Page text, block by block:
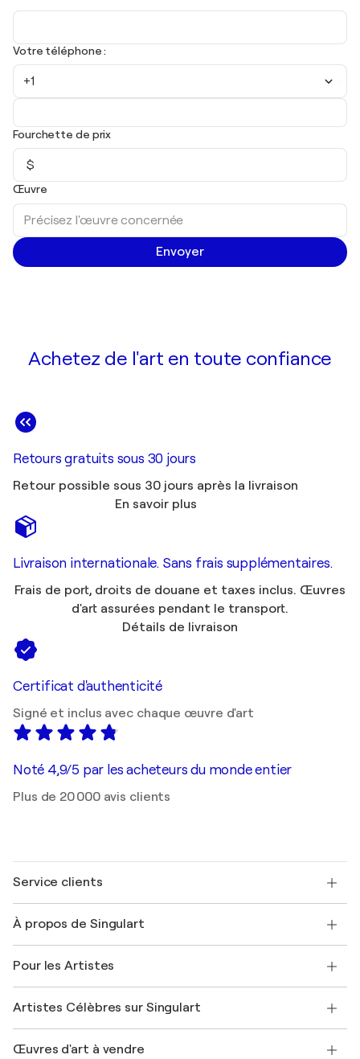
Votre téléphone :
+1
Fourchette de prix
$
Œuvre
Envoyer
Achetez de l'art en toute confiance
Retours gratuits sous 30 jours
Retour possible sous 30 jours après la livraison
En savoir plus
Livraison internationale. Sans frais supplémentaires.
Frais de port, droits de douane et taxes inclus. Œuvres
d'art assurées pendant le transport.
Détails de livraison
Certificat d'authenticité
Signé et inclus avec chaque œuvre d'art
Noté 4,9/5 par les acheteurs du monde entier
Plus de 20 000 avis clients
Service clients
Expédition
Offrir une carte cadeau
Rejoignez notre programme commercial
Mon compte
+33 1 76 44 06 42
À propos de Singulart
FAQ
Magazine Singulart
Emplois
Découvrez une sélection d'art original
Pour les Artistes
Se connecter en tant qu'Artiste
Artistes Célèbres sur Singulart
Marc Chagall
Œuvres d'art à vendre